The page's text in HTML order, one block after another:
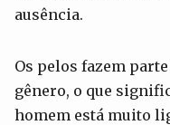
ausência.
Os pelos fazem
gênero, o que
homem está muito